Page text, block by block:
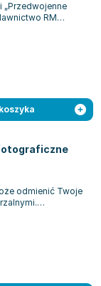
„Przedwojenne
RM
która ek...
odmienić Twoje